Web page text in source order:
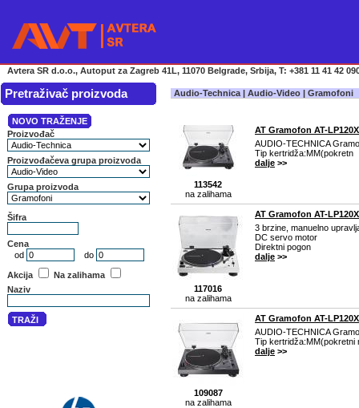
Avtera SR d.o.o., Autoput za Zagreb 41L, 11070 Belgrade, Srbija, T: +381 11 41 42
Pretraživač proizvoda Audio-Technica | Audio-Video | Gramofoni
113542
na zalihama
AT Gramofon AT-
AUDIO-TECHNICA
Tip kertridža:MM(pokretn
dalje >>
117016
na zalihama
AT Gramofon AT-
3 brzine, manuelno
DC servo motor
Direktni pogon
dalje >>
109087
na zalihama
AT Gramofon AT-
AUDIO-TECHNICA
Tip kertridža:MM(pokretni
dalje >>